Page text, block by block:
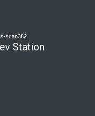
scan382
Station